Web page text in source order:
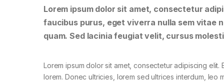
Lorem ipsum dolor sit amet, consectetur
faucibus purus, eget viverra nulla sem vitae
quam. Sed lacinia feugiat velit, cursus
Lorem ipsum dolor sit amet, consectetur adipiscing elit.
lorem. Donec ultricies, lorem sed ultrices interdum, leo